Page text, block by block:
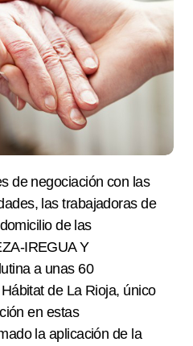
las trabajadoras de
de las
IREGUA Y
a unas 60
de La Rioja, único
en estas
la aplicación de la